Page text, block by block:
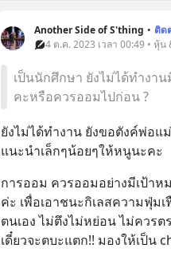
Another Side of S'thing • ติด
4 ต.ค. 2023 เวลา 00:49 • หุ้น
เป็นนักศึกษา ยังไม่ได้ทำงาน
คะหรือควรออมไปก่อน ?
ยังไม่ได้ทำงาน ยังขอตังค์พ่อแ
แนะนำเล็กๆน้อยๆให้หนูนะคะ
การออม ควรออมอย่างมีเป้าห
ค่ะ เพื่อเอาชนะกิเลสความฟุ่ม
ตนเอง ไม่ตึงไม่หย่อน ไม่ควร
เดี๋ยวจะตบะแตก!! มองให้เป็น